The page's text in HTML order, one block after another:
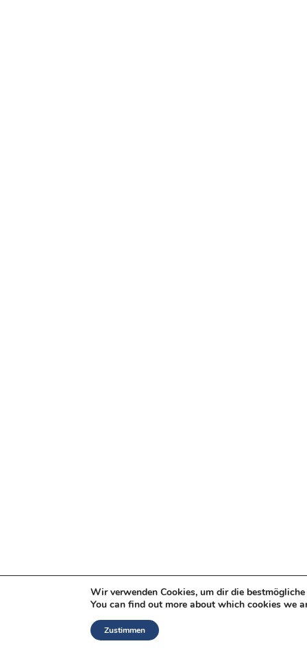
Wir verwenden Cookies, um dir die
You can find out more about which cookies we
Zustimmen